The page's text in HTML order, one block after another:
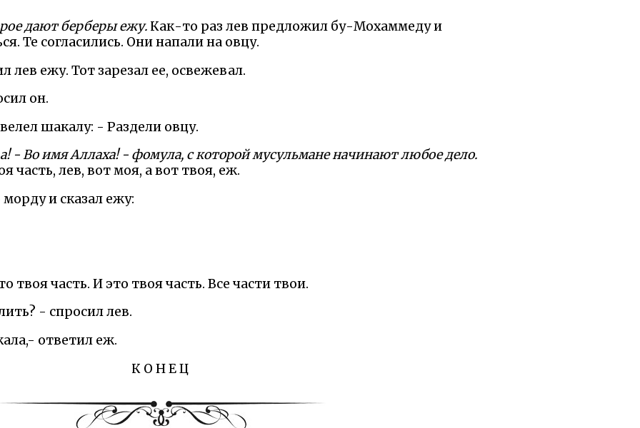
дают берберы ежу. Как-то раз лев предложил бу-Мохаммеду и
Те согласились. Они напали на овцу.
ежу. Тот зарезал ее, освежевал.
он.
шакалу: - Раздели овцу.
- Во имя Аллаха! - фомула, с которой мусульмане начинают любое дело.
часть, лев, вот моя, а вот твоя, еж.
и сказал ежу:
твоя часть. И это твоя часть. Все части твои.
- спросил лев.
ответил еж.
К О Н Е Ц